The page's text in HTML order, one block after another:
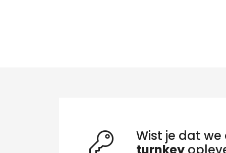
Wist je dat